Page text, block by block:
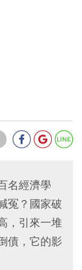
名經濟學
冤？國家破
，引來一堆
債，它的影